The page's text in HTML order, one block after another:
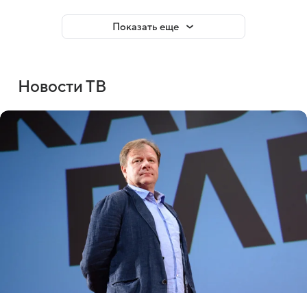
Показать еще
Новости ТВ